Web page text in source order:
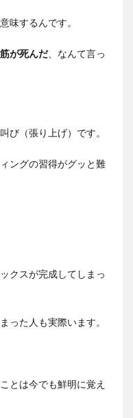
味するんです。
が死んだ、なんて言っ
び（張り上げ）です。
ングの習得がグッと難
クスが完成してしまっ
った人も実際います。
とは今でも鮮明に覚え